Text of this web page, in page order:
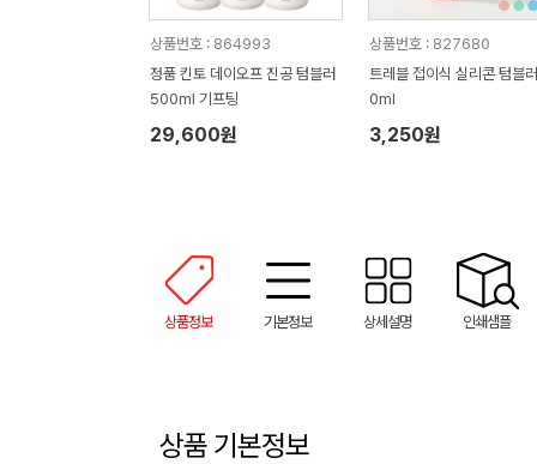
상품번호 : 864993
정품 킨토 데이오프 진공 텀블러
500ml 기프팅
29,600원
상품번호 : 827680
트레블 접이식 실리콘 텀블
0ml
3,250원
상품정보 기본정보 상세설명 인쇄샘플
상품 기본정보